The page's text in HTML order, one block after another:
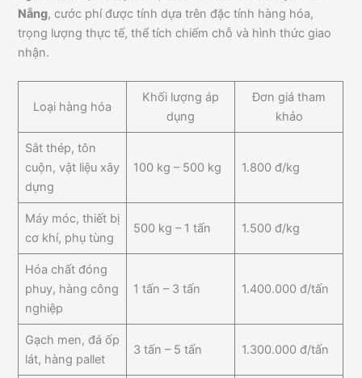
Nẵng, cước phí được tính dựa trên đặc tính hàng hóa,
trọng lượng thực tế, thể tích chiếm chỗ và hình thức giao
nhận.
Loại hàng hóa
Khối lượng áp
dụng
Đơn giá tham
khảo
Sắt thép, tôn
cuộn, vật liệu xây
dựng
100 kg – 500 kg 1.800 đ/kg
Máy móc, thiết bị
cơ khí, phụ tùng
500 kg – 1 tấn 1.500 đ/kg
Hóa chất đóng
phuy, hàng công
nghiệp
1 tấn – 3 tấn 1.400.000 đ/tấn
Gạch men, đá ốp
lát, hàng pallet
3 tấn – 5 tấn 1.300.000 đ/tấn